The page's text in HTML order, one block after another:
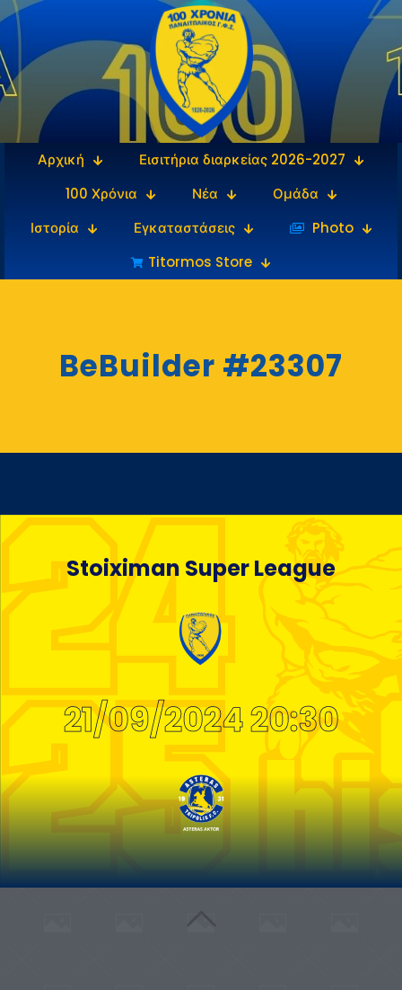
Αρχική
Εισιτήρια διαρκείας 2026-2027
100 Χρόνια
Νέα
Ομάδα
Ιστορία
Εγκαταστάσεις
‎‏‏‎ ‎Photo
Titormos Store
BeBuilder #23307
Stoiximan Super League
21/09/2024 20:30